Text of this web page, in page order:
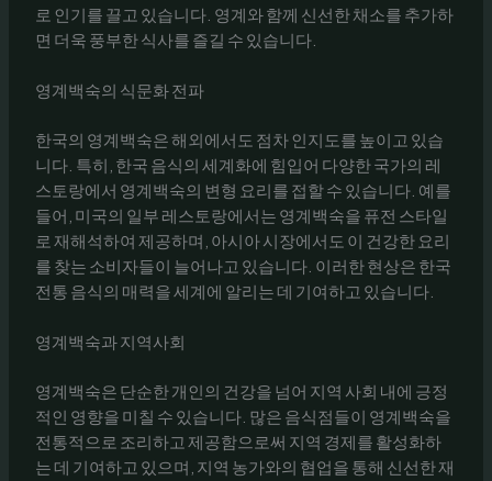
로 인기를 끌고 있습니다. 영계와 함께 신선한 채소를 추가하
면 더욱 풍부한 식사를 즐길 수 있습니다.
영계백숙의 식문화 전파
한국의 영계백숙은 해외에서도 점차 인지도를 높이고 있습
니다. 특히, 한국 음식의 세계화에 힘입어 다양한 국가의 레
스토랑에서 영계백숙의 변형 요리를 접할 수 있습니다. 예를
들어, 미국의 일부 레스토랑에서는 영계백숙을 퓨전 스타일
로 재해석하여 제공하며, 아시아 시장에서도 이 건강한 요리
를 찾는 소비자들이 늘어나고 있습니다. 이러한 현상은 한국
전통 음식의 매력을 세계에 알리는 데 기여하고 있습니다.
영계백숙과 지역사회
영계백숙은 단순한 개인의 건강을 넘어 지역 사회 내에 긍정
적인 영향을 미칠 수 있습니다. 많은 음식점들이 영계백숙을
전통적으로 조리하고 제공함으로써 지역 경제를 활성화하
는 데 기여하고 있으며, 지역 농가와의 협업을 통해 신선한 재